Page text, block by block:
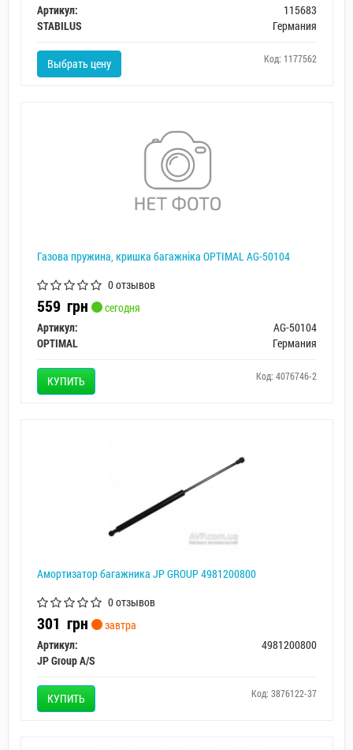
Артикул:
115683
STABILUS
Германия
Выбрать цену Код: 1177562
Газова пружина, кришка багажніка OPTIMAL AG-50104
0 отзывов
559 грн
сегодня
Артикул:
AG-50104
OPTIMAL
Германия
КУПИТЬ Код: 4076746-2
Амортизатор багажника JP GROUP 4981200800
0 отзывов
301 грн
завтра
Артикул:
4981200800
JP Group A/S
КУПИТЬ Код: 3876122-37